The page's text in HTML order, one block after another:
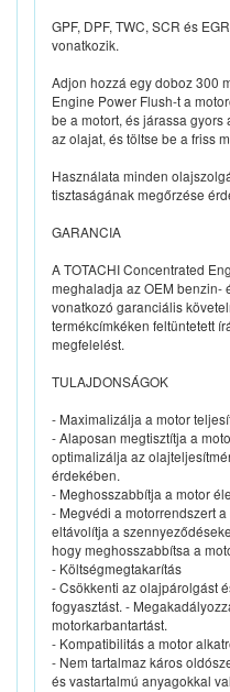
GPF, DPF, TWC, SCR és
vonatkozik.
Adjon hozzá egy doboz 300
Engine Power Flush-t a
be a motort, és járassa
az olajat, és töltse be a friss
Használata minden
tisztaságának megőrzése
GARANCIA
A TOTACHI Concentrated
meghaladja az OEM benzin-
vonatkozó garanciális
termékcímkéken feltüntetett
megfelelést.
TULAJDONSÁGOK
- Maximalizálja a motor
- Alaposan megtisztítja a
optimalizálja az
érdekében.
- Meghosszabbítja a motor
- Megvédi a motorrendszert
eltávolítja a
hogy meghosszabbítsa a
- Költségmegtakarítás
- Csökkenti az olajpárolgást
fogyasztást. -
motorkarbantartást.
- Kompatibilitás a motor
- Nem tartalmaz káros
és vastartalmú anyagokkal